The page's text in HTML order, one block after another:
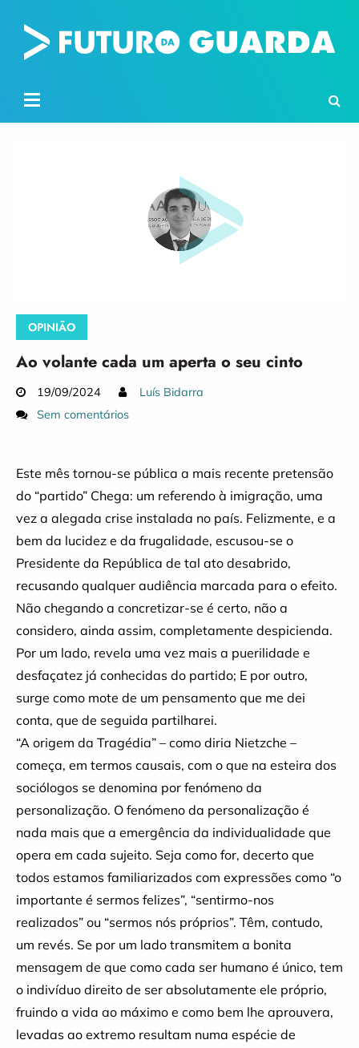
OPINIÃO
Ao volante cada um aperta o seu cinto
19/09/2024
Luís Bidarra
Sem comentários
Este mês tornou-se pública a mais recente pretensão
do “partido” Chega: um referendo à imigração, uma
vez a alegada crise instalada no país. Felizmente, e a
bem da lucidez e da frugalidade, escusou-se o
Presidente da República de tal ato desabrido,
recusando qualquer audiência marcada para o efeito.
Não chegando a concretizar-se é certo, não a
considero, ainda assim, completamente despicienda.
Por um lado, revela uma vez mais a puerilidade e
desfaçatez já conhecidas do partido; E por outro,
surge como mote de um pensamento que me dei
conta, que de seguida partilharei.
“A origem da Tragédia” – como diria Nietzche –
começa, em termos causais, com o que na esteira dos
sociólogos se denomina por fenómeno da
personalização. O fenómeno da personalização é
nada mais que a emergência da individualidade que
opera em cada sujeito. Seja como for, decerto que
todos estamos familiarizados com expressões como “o
importante é sermos felizes”, “sentirmo-nos
realizados” ou “sermos nós próprios”. Têm, contudo,
um revés. Se por um lado transmitem a bonita
mensagem de que como cada ser humano é único, tem
o indivíduo direito de ser absolutamente ele próprio,
fruindo a vida ao máximo e como bem lhe aprouvera,
levadas ao extremo resultam numa espécie de